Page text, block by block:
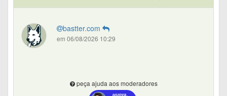
bastter.com
em 06/08/2026 10:29
peça ajuda aos moderadores